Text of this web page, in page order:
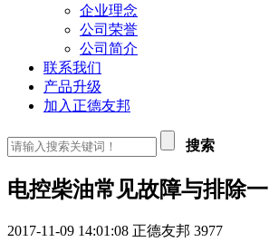
企业理念
公司荣誉
公司简介
联系我们
产品升级
加入正德友邦
搜索
电控柴油常见故障与排除一
2017-11-09 14:01:08 正德友邦 3977